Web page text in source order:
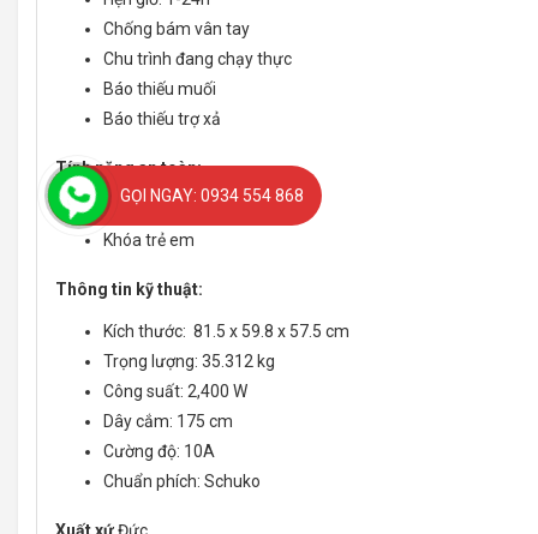
Chống bám vân tay
Chu trình đang chạy thực
Báo thiếu muối
Báo thiếu trợ xả
Tính năng an toàn:
AquaStop: Chống rò nước
Khóa trẻ em
Thông tin kỹ thuật:
Kích thước: 81.5 x 59.8 x 57.5 cm
Trọng lượng: 35.312 kg
Công suất: 2,400 W
Dây cắm: 175 cm
Cường độ: 10A
Chuẩn phích: Schuko
GỌI NGAY: 0934 554 868